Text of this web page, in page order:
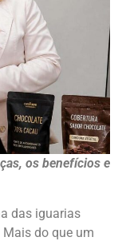
os benefícios e
das iguarias
do que um